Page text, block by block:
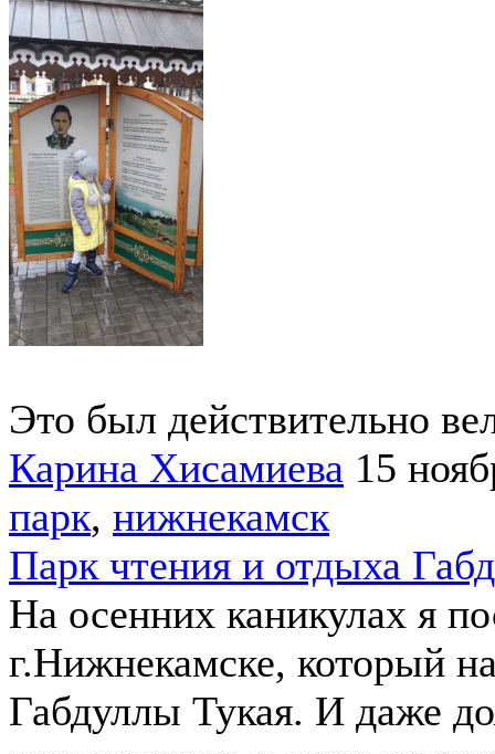
Это был действительно
Карина Хисамиева 15
парк, нижнекамск
Парк чтения и отдыха
На осенних каникулах я
г.Нижнекамске, который
Габдуллы Тукая. И даже